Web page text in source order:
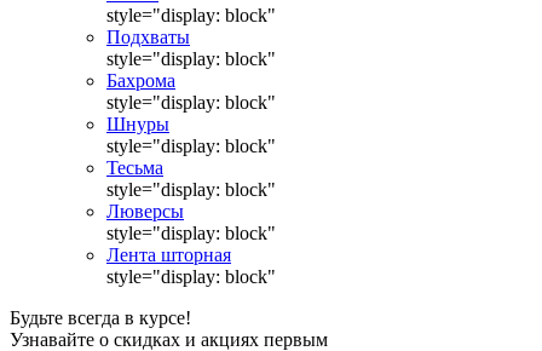
style="display: block"
Подхваты
style="display: block"
Бахрома
style="display: block"
Шнуры
style="display: block"
Тесьма
style="display: block"
Люверсы
style="display: block"
Лента шторная
style="display: block"
Будьте всегда в курсе!
Узнавайте о скидках и акциях первым